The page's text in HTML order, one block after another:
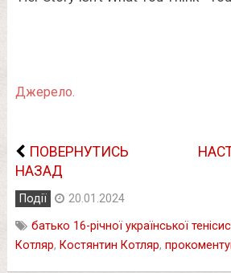
Джерело.
ПОВЕРНУТИСЬ
НАЗАД
Події
20.01.2024
батько 16-річної української
Котляр, Костянтин Котляр,